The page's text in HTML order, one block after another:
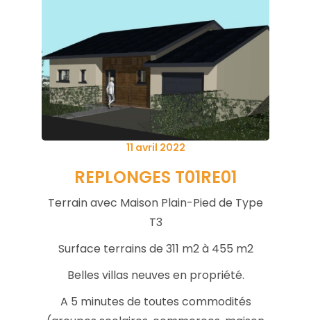
Posted
11 avril 2022
REPLONGES T01RE01
Terrain avec Maison Plain-Pied de Type
T3
Surface terrains de 311 m2 à 455 m2
Belles villas neuves en propriété.
A 5 minutes de toutes commodités